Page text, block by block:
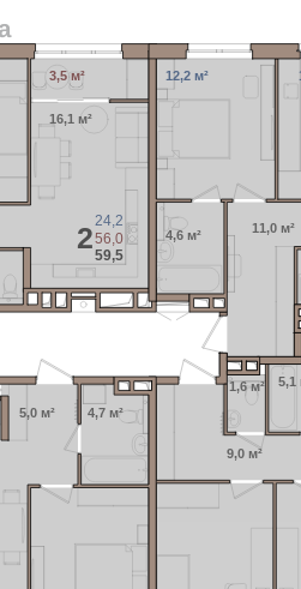
16,1 м²
3,5 м²
2
24,2
56,0
59,5
12,2 м²
11,0 м²
4,6 м²
5,1
9,0 м²
1,6 м²
4,7 м²
5,0 м²